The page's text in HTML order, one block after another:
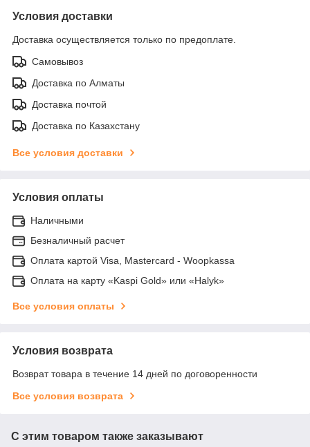
Условия доставки
Доставка осуществляется только по предоплате.
Самовывоз
Доставка по Алматы
Доставка почтой
Доставка по Казахстану
Все условия доставки
Условия оплаты
Наличными
Безналичный расчет
Оплата картой Visa, Mastercard - Woopkassa
Оплата на карту «Kaspi Gold» или «Halyk»
Все условия оплаты
Условия возврата
Возврат товара в течение 14 дней по договоренности
Все условия возврата
С этим товаром также заказывают